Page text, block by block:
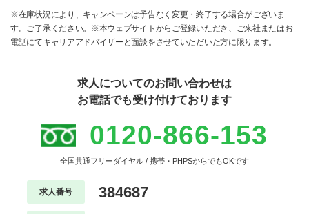
※在庫状況により、キャンペーンは予告なく変更・終了する場合がございま
す。ご了承ください。※本ウェブサイトからご登録いただき、ご来社またはお
電話にてキャリアアドバイザーと面談をさせていただいた方に限ります。
求人についてのお問い合わせは
お電話でも受け付けております
0120-866-153
全国共通フリーダイヤル / 携帯・PHPSからでもOKです
求人番号 384687